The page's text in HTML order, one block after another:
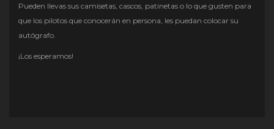
Pueden llevas sus camisetas, cascos, patinetas o lo que gusten para
que los pilotos que conocerán en persona, les puedan colocar su
autógrafo.
¡Los esperamos!